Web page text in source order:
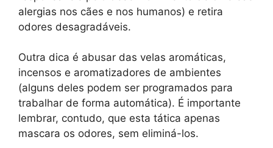
alergias nos cães e nos humanos) e retira
odores desagradáveis.
Outra dica é abusar das velas aromáticas,
incensos e aromatizadores de ambientes
(alguns deles podem ser programados para
trabalhar de forma automática). É importante
lembrar, contudo, que esta tática apenas
mascara os odores, sem eliminá-los.